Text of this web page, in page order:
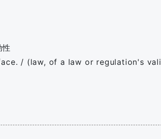
性
/ (law, of a law or regulation's